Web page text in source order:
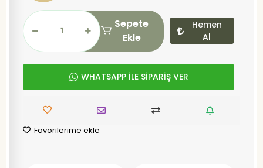
Sepete
Ekle
Hemen
Al
WHATSAPP İLE SİPARİŞ VER
Favorilerime ekle